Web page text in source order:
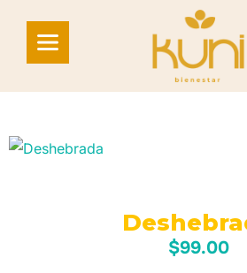
$99.00